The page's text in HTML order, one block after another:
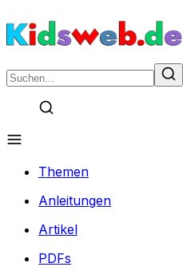
Themen
Anleitungen
Artikel
PDFs